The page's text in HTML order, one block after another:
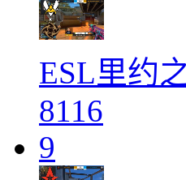
ESL里约
8116
9